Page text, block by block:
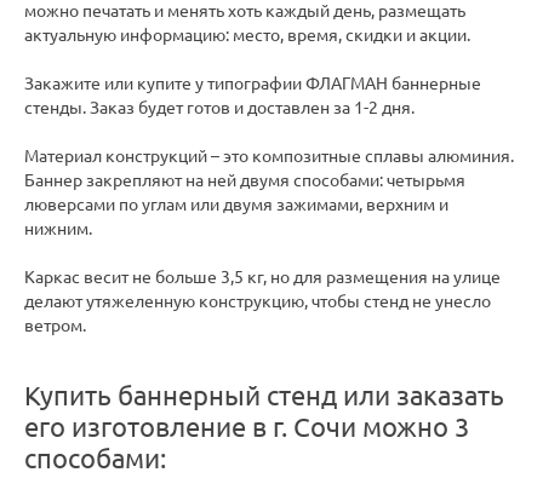
можно печатать и менять хоть каждый день, размещать
актуальную информацию: место, время, скидки и акции.
Закажите или купите у типографии ФЛАГМАН баннерные
стенды. Заказ будет готов и доставлен за 1-2 дня.
Материал конструкций – это композитные сплавы алюминия.
Баннер закрепляют на ней двумя способами: четырьмя
люверсами по углам или двумя зажимами, верхним и
нижним.
Каркас весит не больше 3,5 кг, но для размещения на улице
делают утяжеленную конструкцию, чтобы стенд не унесло
ветром.
Купить баннерный стенд или заказать
его изготовление в г. Сочи можно 3
способами: